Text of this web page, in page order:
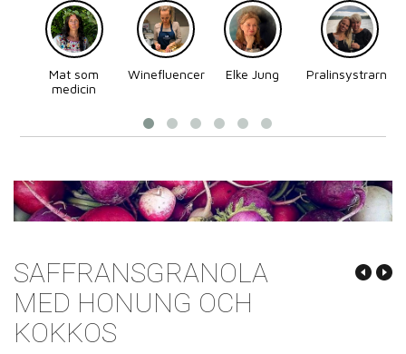
Mat som
medicin
Winefluencer Elke Jung
Pralinsystrarna
SAFFRANSGRANOLA
MED HONUNG OCH
KOKKOS